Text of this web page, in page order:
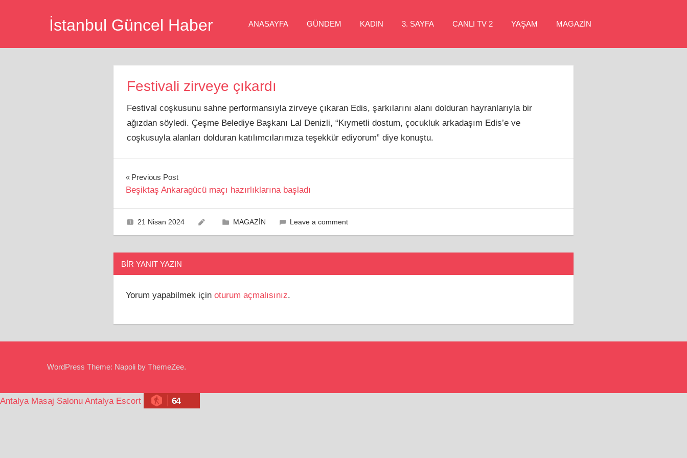
İstanbul Güncel Haber ANASAYFA GÜNDEM KADIN 3. SAYFA CANLI TV 2 YAŞAM MAGAZİN
Festivali zirveye çıkardı
Festival coşkusunu sahne performansıyla zirveye çıkaran Edis, şarkılarını alanı dolduran hayranlarıyla bir
ağızdan söyledi. Çeşme Belediye Başkanı Lal Denizli, “Kıymetli dostum, çocukluk arkadaşım Edis’e ve
coşkusuyla alanları dolduran katılımcılarımıza teşekkür ediyorum” diye konuştu.
Yazı
gezinmesi
Previous Post
Beşiktaş Ankaragücü maçı hazırlıklarına başladı
21 Nisan 2024 MAGAZİN Leave a comment
BIR YANIT YAZIN
Yorum yapabilmek için oturum açmalısınız.
WordPress Theme: Napoli by ThemeZee.
Antalya Masaj Salonu Antalya Escort 64